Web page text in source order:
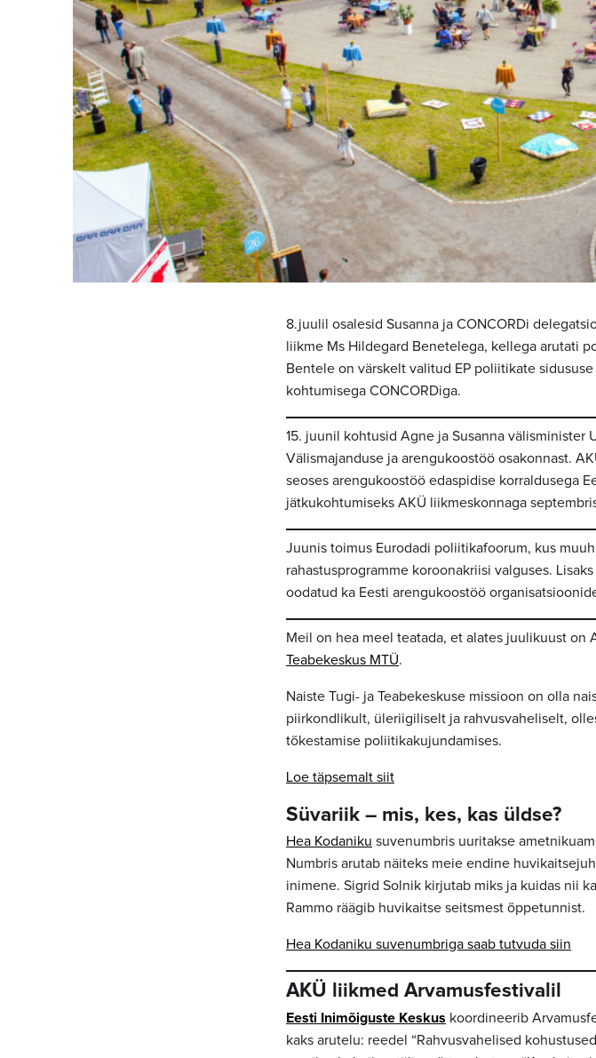
8.juulil osalesid Susanna ja CONCORDi
liikme Ms Hildegard Benetelega, kellega arutati
Bentele on värskelt valitud EP poliitikate
kohtumisega CONCORDiga.
15. juunil kohtusid Agne ja Susanna välisminister
Välismajanduse ja arengukoostöö osakonnast.
seoses arengukoostöö edaspidise korraldusega
jätkukohtumiseks AKÜ liikmeskonnaga
Juunis toimus Eurodadi poliitikafoorum, kus
rahastusprogramme koroonakriisi valguses.
oodatud ka Eesti arengukoostöö
Meil on hea meel teatada, et alates juulikuust on
Teabekeskus MTÜ.
Naiste Tugi- ja Teabekeskuse missioon on olla
piirkondlikult, üleriigiliselt ja rahvusvaheliselt,
tõkestamise poliitikakujundamises.
Loe täpsemalt siit
Süvariik – mis, kes, kas üldse?
Hea Kodaniku suvenumbris uuritakse
Numbris arutab näiteks meie endine
inimene. Sigrid Solnik kirjutab miks ja kuidas nii
Rammo räägib huvikaitse seitsmest õppetunnist.
Hea Kodaniku suvenumbriga saab tutvuda siin
AKÜ liikmed Arvamusfestivalil
Eesti Inimõiguste Keskus koordineerib
kaks arutelu: reedel “Rahvusvahelised